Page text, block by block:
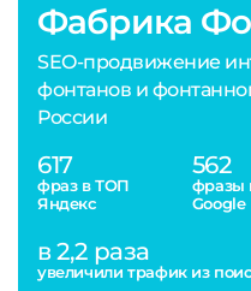
Фабрика
SEO-продвижение
фонтанов и
России
617
фраз в ТОП
Яндекс
562
фразы
Google
в 2,2 раза
увеличили трафик из